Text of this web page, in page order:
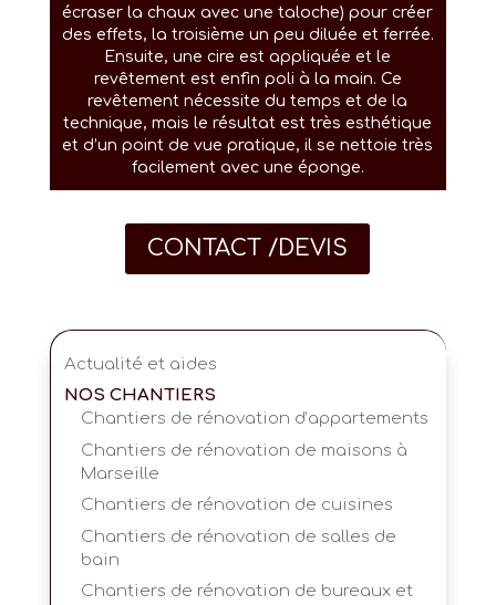
écraser la chaux avec une taloche) pour créer
des effets, la troisième un peu diluée et ferrée.
Ensuite, une cire est appliquée et le
revêtement est enfin poli à la main. Ce
revêtement nécessite du temps et de la
technique, mais le résultat est très esthétique
et d’un point de vue pratique, il se nettoie très
facilement avec une éponge.
CONTACT /DEVIS
Actualité et aides
NOS CHANTIERS
Chantiers de rénovation d’appartements
Chantiers de rénovation de maisons à
Marseille
Chantiers de rénovation de cuisines
Chantiers de rénovation de salles de
bain
Chantiers de rénovation de bureaux et